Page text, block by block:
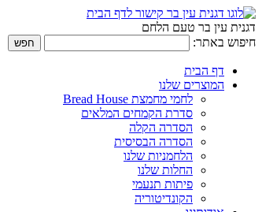
דגנית עין בר טעם הלחם
חיפוש באתר:
דף הבית
המוצרים שלנו
לחמי מחמצת Bread House
סדרת הקמחים המלאים
הסדרה הקלה
הסדרה הבסיסית
הלחמניות שלנו
החלות שלנו
פיתות תנעמי
הקונדיטוריה